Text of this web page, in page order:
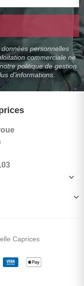
personnelles
commerciale ne
politique de gestion
d'informations.
Caprices